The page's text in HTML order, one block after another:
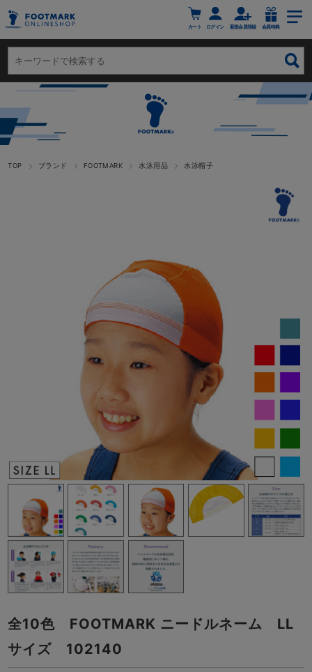
カート ログイン 新規会員登録 会員特典
TOP ブランド FOOTMARK 水泳用品 水泳帽子
全10色 FOOTMARK ニードルネーム LL
サイズ 102140